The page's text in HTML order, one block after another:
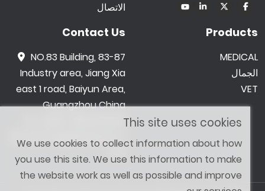
الاتصال
Products
MEDICAL
الجمال
VET
Contact Us
NO.83 Building, 83-87
Industry area, Jiang Xia
east 1 road, Baiyun Area,
Guangzhou China
0086 -18602015159
jetwong@tbbeauty.c
This site uses cookies
We use cookies to collect information about how
you use this site. We use this information to make
the website work as well as possible and improve